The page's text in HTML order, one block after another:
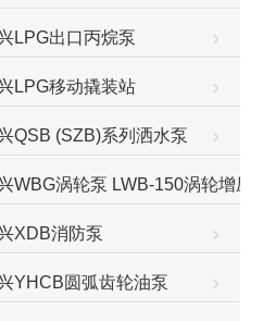
LPG出口丙烷泵
LPG移动撬装站
QSB (SZB)系列洒水泵
WBG涡轮泵 LWB-150涡轮增压泵
XDB消防泵
YHCB圆弧齿轮油泵